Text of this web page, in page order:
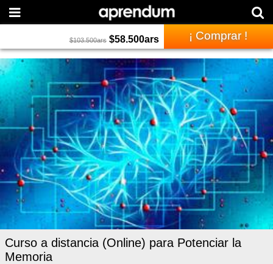
$103.500ars $58.500ars ¡ Comprar !
Curso a distancia (Online) para Potenciar la
Memoria